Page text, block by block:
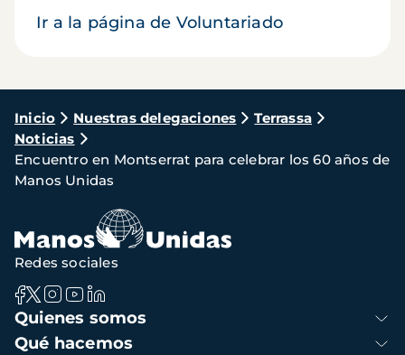
Ir a la página de Voluntariado
Ruta
de
navegación
Inicio Nuestras delegaciones
Terrassa
Noticias
Encuentro en Montserrat para celebrar los 60 años de
Manos Unidas
Navegación
principal
Quienes somos
Qué hacemos
Redes sociales